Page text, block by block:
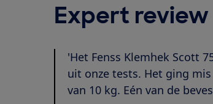
Expert review
'Het Fenss Klemhek Scott
uit onze tests. Het ging
van 10 kg. Eén van de